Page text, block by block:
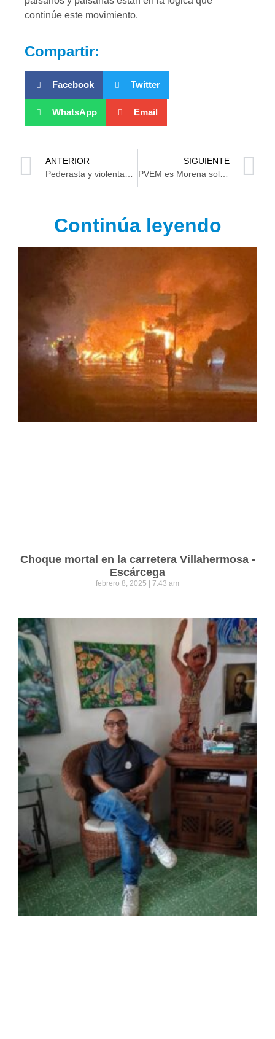
continúe este movimiento.
Compartir:
Facebook Twitter
WhatsApp Email
ANTERIOR
SIGUIENTE
PVEM es Morena solo con May y Sheinbaum
Continúa leyendo
Choque mortal en la carretera Villahermosa -
Escárcega
febrero 8, 2025 7:43 am